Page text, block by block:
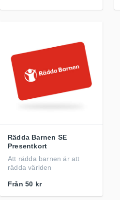
Rädda Barnen SE
Presentkort
Att rädda barnen är att
rädda världen
Från 50 kr